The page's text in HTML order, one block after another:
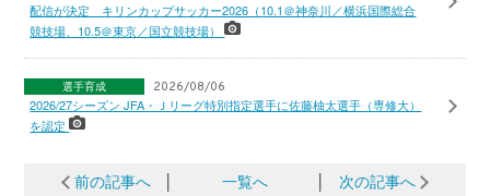
配信が決定 キリンカップサッカー2026（10.1＠神奈川／横浜国際総合
競技場、10.5＠東京／国立競技場）
選手育成 2026/08/06
2026/27シーズン JFA・Ｊリーグ特別指定選手に佐藤柚太選手（専修大）
を認定
前の記事へ 一覧へ 次の記事へ